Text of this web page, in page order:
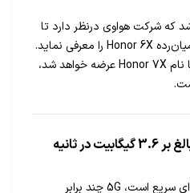
که شرکت هواوی درنظر دارد تا
نسخه جدید گوشی میان‌رده Honor 6X را معرفی نماید.
قیمت این مدل که با نام Honor 7X عرضه خواهد شد،
​شبکه 5G سرعتی بالغ بر 3.6 گیگابیت در ثانیه
هرچقدر که 4G ال‌تی‌ای سریع است، 5G چند برابر